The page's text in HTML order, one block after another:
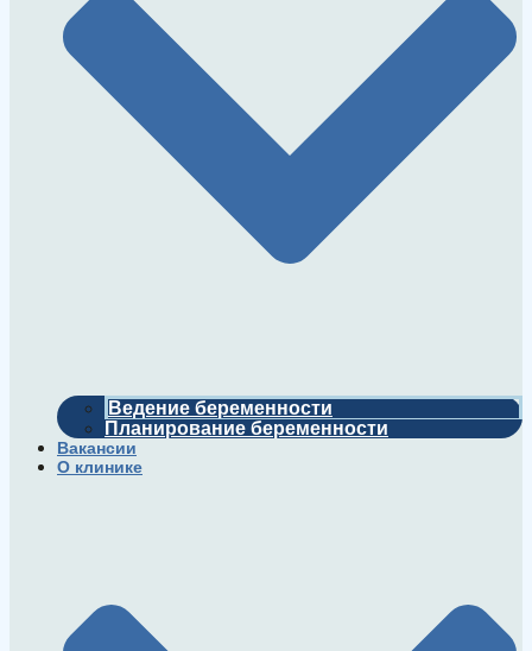
Ведение беременности
Планирование беременности
Вакансии
О клинике